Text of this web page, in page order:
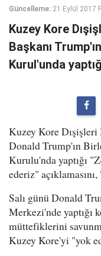
Güncelleme: 21 Eylül 2017
Kuzey Kore
Başkanı
Kurul'unda
Kuzey Kore Dışişleri
Donald Trump'ın
Kurulu'nda yaptığı
ederiz"
Salı günü Donald
Merkezi'nde yaptığı
müttefiklerini
Kuzey Kore'yi "yok